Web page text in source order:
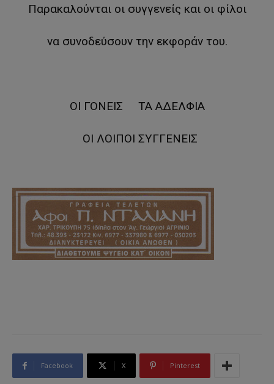
Παρακαλούνται οι συγγενείς και οι φίλοι
να συνοδεύσουν την εκφοράν του.
ΟΙ ΓΟΝΕΙΣ ΤΑ ΑΔΕΛΦΙΑ
ΟΙ ΛΟΙΠΟΙ ΣΥΓΓΕΝΕΙΣ
Facebook X Pinterest